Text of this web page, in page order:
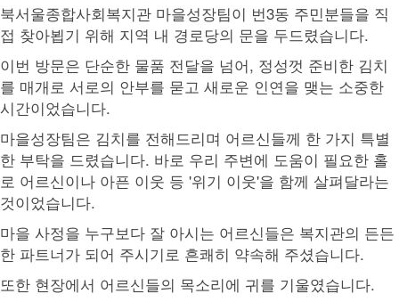
북서울종합사회복지관 마을성장팀이 번3동 주민분들을 직
접 찾아뵙기 위해 지역 내 경로당의 문을 두드렸습니다.
이번 방문은 단순한 물품 전달을 넘어, 정성껏 준비한 김치
를 매개로 서로의 안부를 묻고 새로운 인연을 맺는 소중한
시간이었습니다.
마을성장팀은 김치를 전해드리며 어르신들께 한 가지 특별
한 부탁을 드렸습니다. 바로 우리 주변에 도움이 필요한 홀
로 어르신이나 아픈 이웃 등 '위기 이웃'을 함께 살펴달라는
것이었습니다.
마을 사정을 누구보다 잘 아시는 어르신들은 복지관의 든든
한 파트너가 되어 주시기로 흔쾌히 약속해 주셨습니다.
또한 현장에서 어르신들의 목소리에 귀를 기울였습니다.